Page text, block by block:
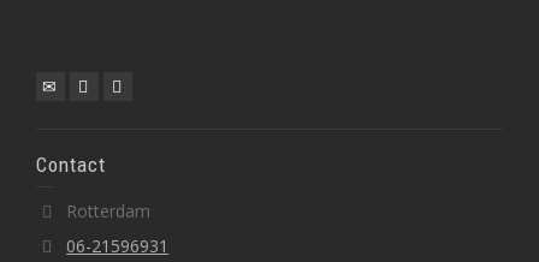
Contact
Rotterdam
06-21596931